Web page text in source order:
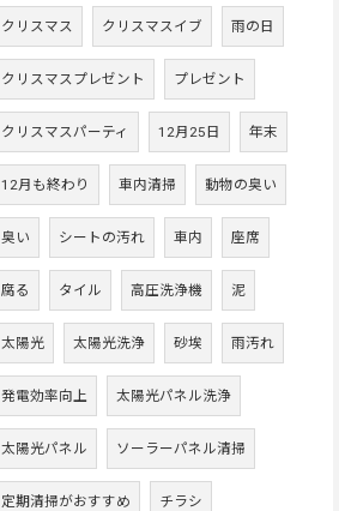
クリスマス クリスマスイブ 雨の日
クリスマスプレゼント プレゼント
クリスマスパーティ 12月25日 年末
12月も終わり 車内清掃 動物の臭い
臭い シートの汚れ 車内 座席
腐る タイル 高圧洗浄機 泥
太陽光 太陽光洗浄 砂埃 雨汚れ
発電効率向上 太陽光パネル洗浄
太陽光パネル ソーラーパネル清掃
定期清掃がおすすめ チラシ